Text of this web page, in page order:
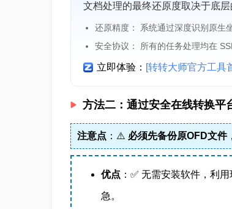
文档处理的最终还原度取决于底层
还原精度： 系统通过深度识别原生
安全协议： 所有的任务处理均在
立即体验： [转转大师官方工具
方法二：通过安全在线转换平
注意点 ：⚠️ 必须先备份原OFD文件
优点 ：✅ 无需安装软件，利
急。